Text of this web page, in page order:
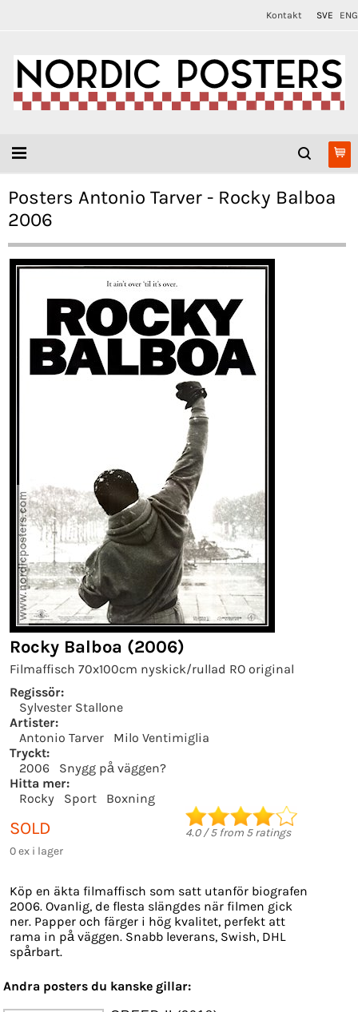
Kontakt SVE ENG
Posters Antonio Tarver - Rocky Balboa
2006
Rocky Balboa (2006)
Filmaffisch 70x100cm nyskick/rullad RO original
Regissör:
Sylvester Stallone
Artister:
Antonio Tarver
Milo Ventimiglia
Tryckt:
2006
Snygg på väggen?
Hitta mer:
Rocky
Sport Boxning
SOLD
0 ex i lager
4.0/5from 5ratings
Köp en äkta filmaffisch som satt utanför biografen
2006. Ovanlig, de flesta slängdes när filmen gick
ner. Papper och färger i hög kvalitet, perfekt att
rama in på väggen. Snabb leverans, Swish, DHL
spårbart.
Andra posters du kanske gillar: